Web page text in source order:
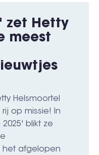
zet Hetty
meest
Helsmoortel
op missie! In
blikt ze
het afgelopen